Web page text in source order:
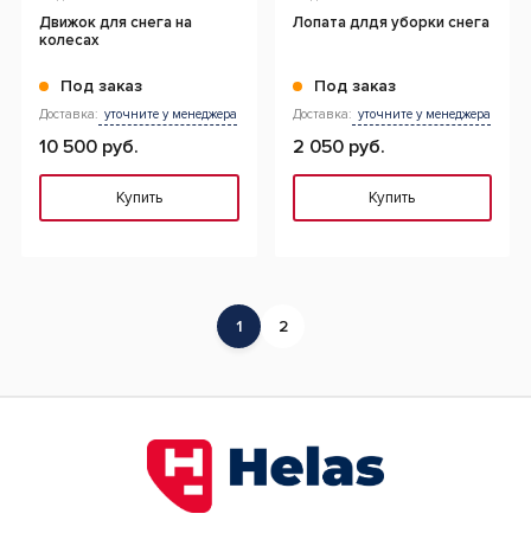
Движок для снега на
колесах
Под заказ
Доставка: уточните у менеджера
10 500 руб.
Купить
Лопата длдя уборки снега
Под заказ
Доставка: уточните у менеджера
2 050 руб.
Купить
1 2